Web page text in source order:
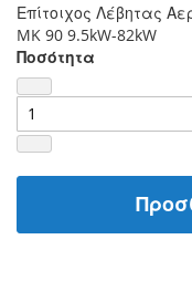
Επίτοιχος Λέβητας
MK 90 9.5kW-82kW
Ποσότητα